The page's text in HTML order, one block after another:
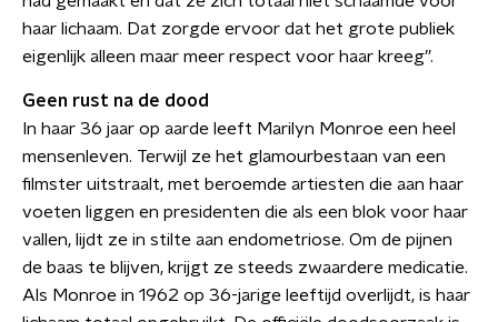
haar lichaam. Dat zorgde ervoor dat het grote publiek
eigenlijk alleen maar meer respect voor haar kreeg”.
Geen rust na de dood
In haar 36 jaar op aarde leeft Marilyn Monroe een heel
mensenleven. Terwijl ze het glamourbestaan van een
filmster uitstraalt, met beroemde artiesten die aan haar
voeten liggen en presidenten die als een blok voor haar
vallen, lijdt ze in stilte aan endometriose. Om de pijnen
de baas te blijven, krijgt ze steeds zwaardere medicatie.
Als Monroe in 1962 op 36-jarige leeftijd overlijdt, is haar